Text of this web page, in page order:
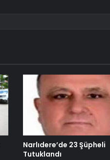
Narlıdere’de 23 Şüpheli
Tutuklandı